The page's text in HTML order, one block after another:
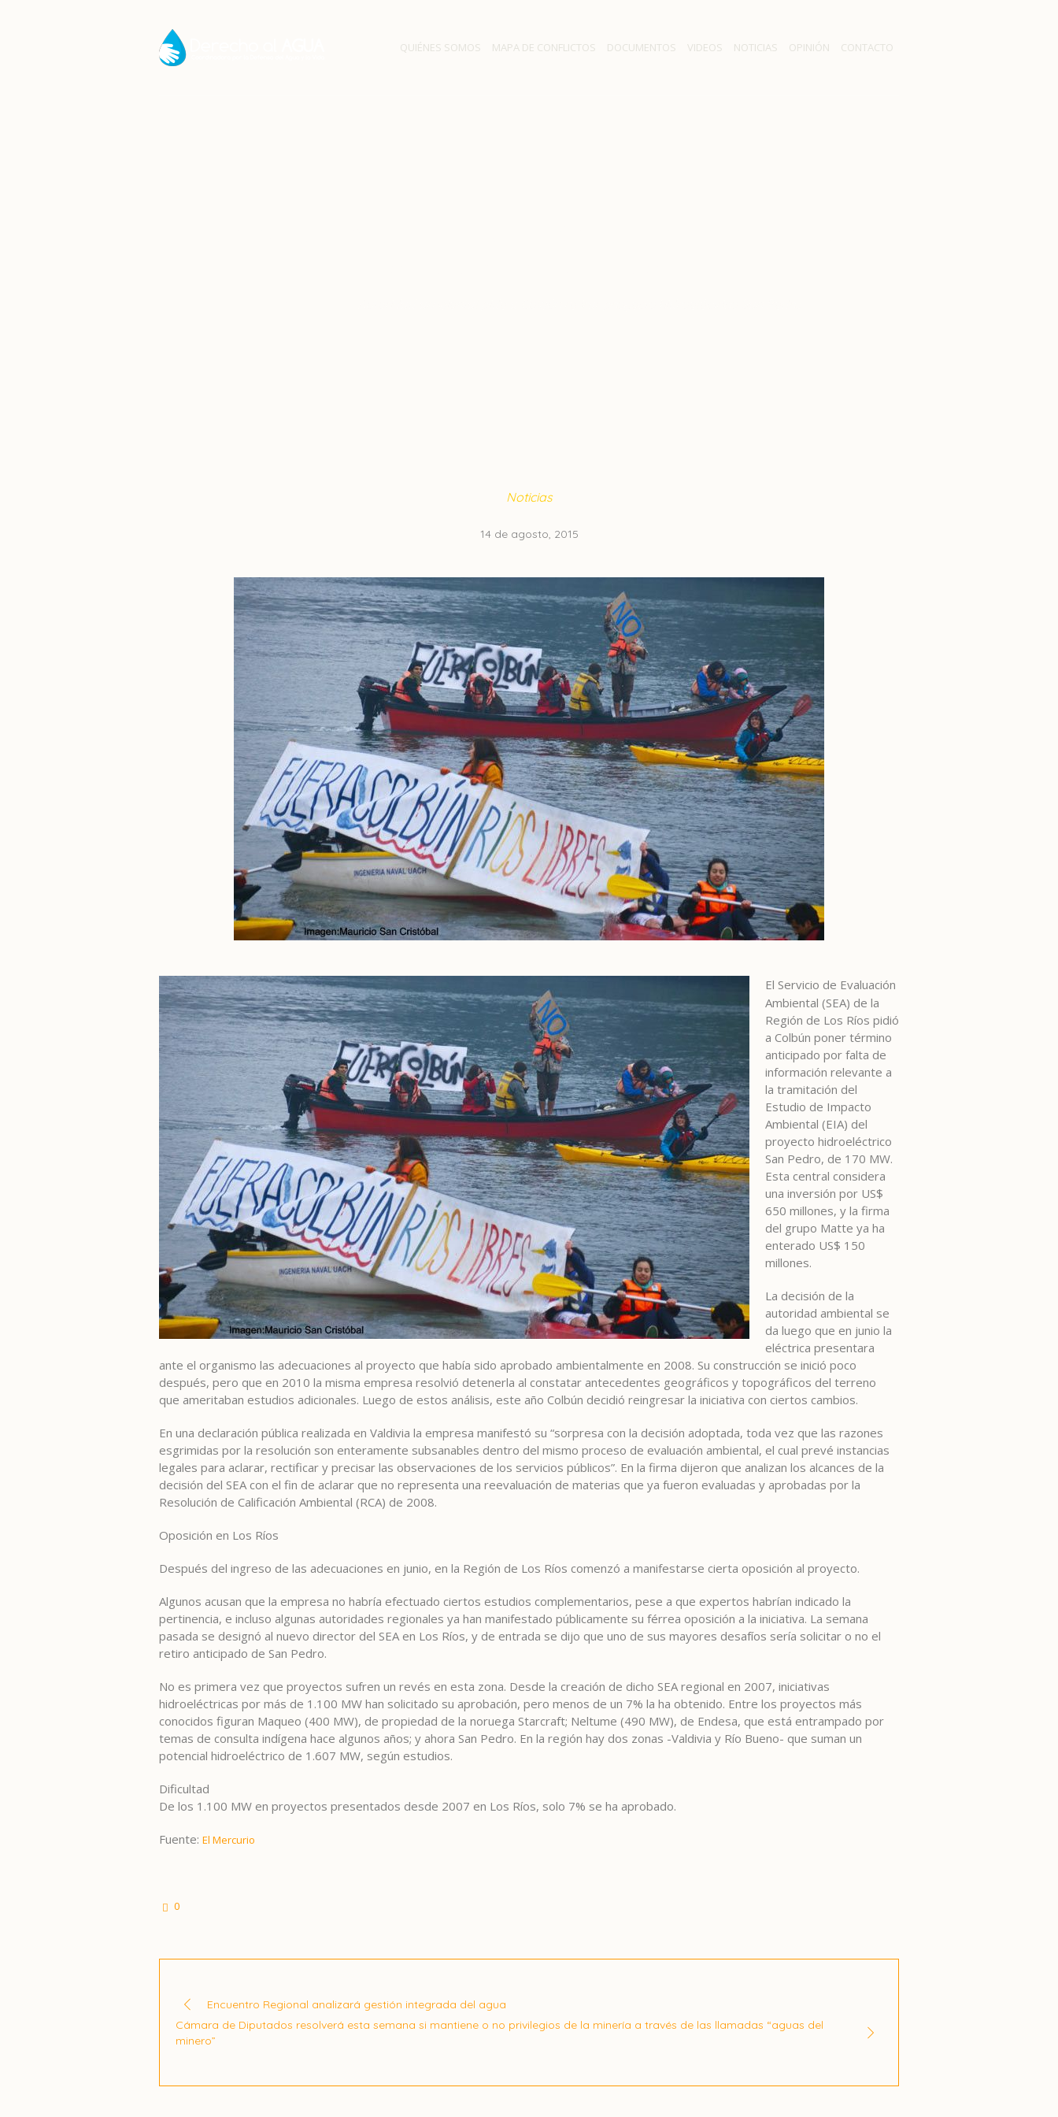
QUIÉNES SOMOS MAPA DE CONFLICTOS DOCUMENTOS VIDEOS NOTICIAS OPINIÓN CONTACTO
Noticias
14 de agosto, 2015
El Servicio de Evaluación
Ambiental (SEA) de la
Región de Los Ríos pidió
a Colbún poner término
anticipado por falta de
información relevante a
la tramitación del
Estudio de Impacto
Ambiental (EIA) del
proyecto hidroeléctrico
San Pedro, de 170 MW.
Esta central considera
una inversión por US$
650 millones, y la firma
del grupo Matte ya ha
enterado US$ 150
millones.
La decisión de la
autoridad ambiental se
da luego que en junio la
eléctrica presentara
ante el organismo las adecuaciones al proyecto que había sido aprobado ambientalmente en 2008. Su construcción se inició poco
después, pero que en 2010 la misma empresa resolvió detenerla al constatar antecedentes geográficos y topográficos del terreno
que ameritaban estudios adicionales. Luego de estos análisis, este año Colbún decidió reingresar la iniciativa con ciertos cambios.
En una declaración pública realizada en Valdivia la empresa manifestó su “sorpresa con la decisión adoptada, toda vez que las razones
esgrimidas por la resolución son enteramente subsanables dentro del mismo proceso de evaluación ambiental, el cual prevé instancias
legales para aclarar, rectificar y precisar las observaciones de los servicios públicos”. En la firma dijeron que analizan los alcances de la
decisión del SEA con el fin de aclarar que no representa una reevaluación de materias que ya fueron evaluadas y aprobadas por la
Resolución de Calificación Ambiental (RCA) de 2008.
Oposición en Los Ríos
Después del ingreso de las adecuaciones en junio, en la Región de Los Ríos comenzó a manifestarse cierta oposición al proyecto.
Algunos acusan que la empresa no habría efectuado ciertos estudios complementarios, pese a que expertos habrían indicado la
pertinencia, e incluso algunas autoridades regionales ya han manifestado públicamente su férrea oposición a la iniciativa. La semana
pasada se designó al nuevo director del SEA en Los Ríos, y de entrada se dijo que uno de sus mayores desafíos sería solicitar o no el
retiro anticipado de San Pedro.
No es primera vez que proyectos sufren un revés en esta zona. Desde la creación de dicho SEA regional en 2007, iniciativas
hidroeléctricas por más de 1.100 MW han solicitado su aprobación, pero menos de un 7% la ha obtenido. Entre los proyectos más
conocidos figuran Maqueo (400 MW), de propiedad de la noruega Starcraft; Neltume (490 MW), de Endesa, que está entrampado por
temas de consulta indígena hace algunos años; y ahora San Pedro. En la región hay dos zonas -Valdivia y Río Bueno- que suman un
potencial hidroeléctrico de 1.607 MW, según estudios.
Dificultad
De los 1.100 MW en proyectos presentados desde 2007 en Los Ríos, solo 7% se ha aprobado.
Fuente: El Mercurio
0
Encuentro Regional analizará gestión integrada del agua
Cámara de Diputados resolverá esta semana si mantiene o no privilegios de la minería a través de las llamadas “aguas del
minero”